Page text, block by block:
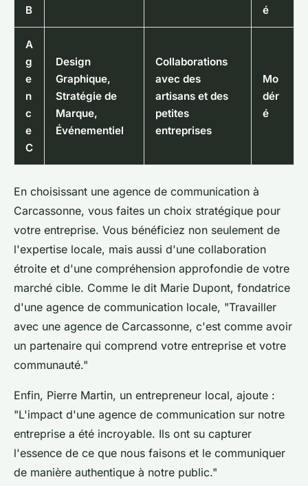
B
é
A
g
e
n
c
e
C
Design
Graphique,
Stratégie de
Marque,
Événementiel
Collaborations
avec des
artisans et des
petites
entreprises
Mo
dér
é
En choisissant une agence de communication à
Carcassonne, vous faites un choix stratégique pour
votre entreprise. Vous bénéficiez non seulement de
l'expertise locale, mais aussi d'une collaboration
étroite et d'une compréhension approfondie de votre
marché cible. Comme le dit Marie Dupont, fondatrice
d'une agence de communication locale, "Travailler
avec une agence de Carcassonne, c'est comme avoir
un partenaire qui comprend votre entreprise et votre
communauté."
Enfin, Pierre Martin, un entrepreneur local, ajoute :
"L'impact d'une agence de communication sur notre
entreprise a été incroyable. Ils ont su capturer
l'essence de ce que nous faisons et le communiquer
de manière authentique à notre public."